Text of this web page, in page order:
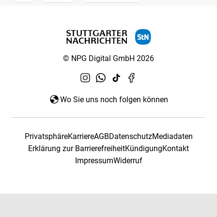
© NPG Digital GmbH 2026
Wo Sie uns noch folgen können
PrivatsphäreKarriereAGBDatenschutzMediadaten
Erklärung zur BarrierefreiheitKündigungKontakt
ImpressumWiderruf